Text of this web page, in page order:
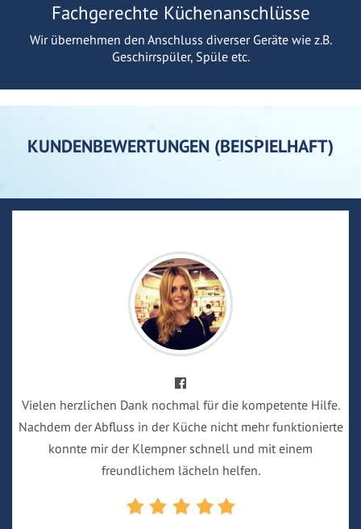
Fachgerechte Küchenanschlüsse
Wir übernehmen den Anschluss diverser Geräte wie z.B.
Geschirrspüler, Spüle etc.
KUNDENBEWERTUNGEN (BEISPIELHAFT)
Vielen herzlichen Dank nochmal für die kompetente Hilfe.
Nachdem der Abfluss in der Küche nicht mehr funktionierte
konnte mir der Klempner schnell und mit einem
freundlichem lächeln helfen.